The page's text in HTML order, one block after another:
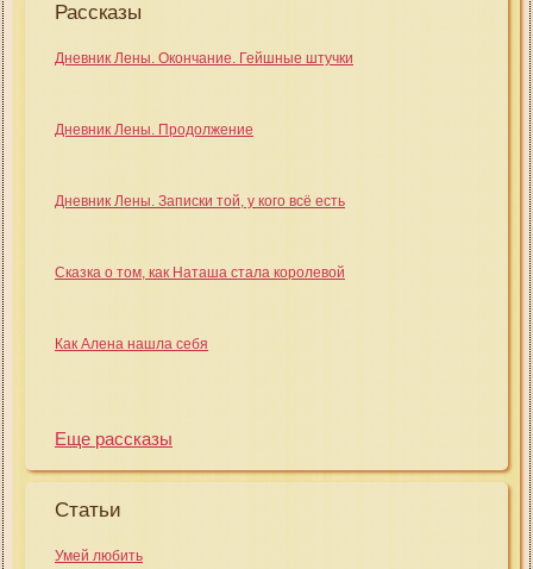
Рассказы
Дневник Лены. Окончание. Гейшные штучки
Дневник Лены. Продолжение
Дневник Лены. Записки той, у кого всё есть
Сказка о том, как Наташа стала королевой
Как Алена нашла себя
Еще рассказы
Статьи
Умей любить